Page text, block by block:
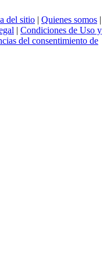
del sitio | Quienes somos |
| Condiciones de Uso y
del consentimiento de